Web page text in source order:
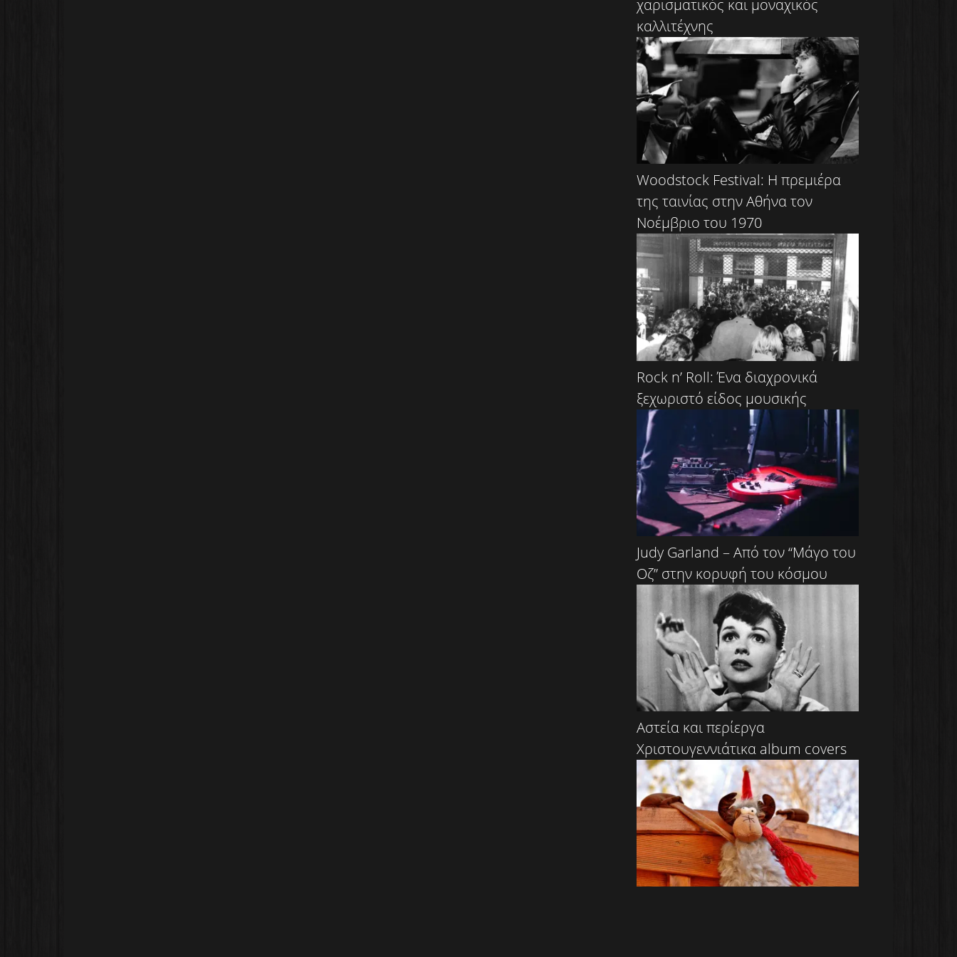
χαρισματικός και μοναχικός
καλλιτέχνης
Woodstock Festival: Η πρεμιέρα
της ταινίας στην Αθήνα τον
Νοέμβριο του 1970
Rock n’ Roll: Ένα διαχρονικά
ξεχωριστό είδος μουσικής
Judy Garland – Από τον “Μάγο του
Οζ” στην κορυφή του κόσμου
Αστεία και περίεργα
Χριστουγεννιάτικα album covers